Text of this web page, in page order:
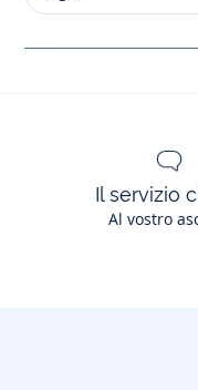
Due
di
Il servizio
Al vostro